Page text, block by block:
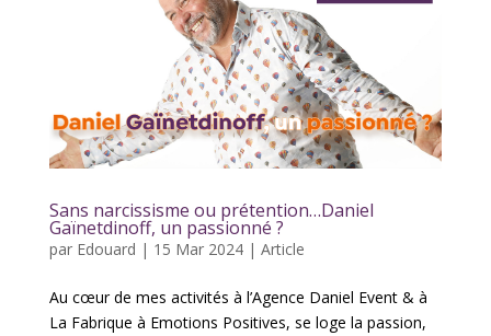
Sans narcissisme ou prétention…Daniel
Gaïnetdinoff, un passionné ?
par Edouard | 15 Mar 2024| Article
Au cœur de mes activités à l’Agence Daniel Event & à
La Fabrique à Emotions Positives, se loge la passion,